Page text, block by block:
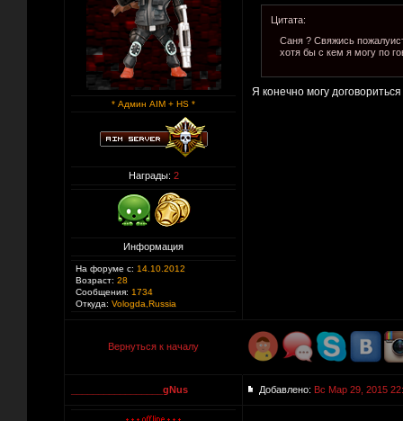
* Админ AIM + HS *
Награды: 2
Информация
На форуме с: 14.10.2012
Возраст: 28
Сообщения: 1734
Откуда: Vologda,Russia
Цитата:
Саня ? Свяжись
хотя бы с кем я могу по
Я конечно могу
Вернуться к началу
_________________gNus Добавлено: Вс Мар 29, 2015